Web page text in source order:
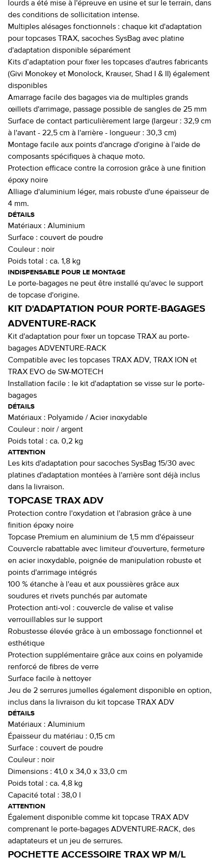
lourds a été mise à l'épreuve en usine et sur le terrain, dans
des conditions de sollicitation intense.
Multiples alésages fonctionnels : chaque kit d'adaptation
pour topcases TRAX, sacoches SysBag avec platine
d'adaptation disponible séparément
Kits d’adaptation pour fixer les topcases d'autres fabricants
(Givi Monokey et Monolock, Krauser, Shad I & II) également
disponibles
Amarrage facile des bagages via de multiples grands
œillets d'arrimage, passage possible de sangles de 25 mm
Surface de contact particulièrement large (largeur : 32,9 cm
à l'avant - 22,5 cm à l'arrière - longueur : 30,3 cm)
Montage facile aux points d'ancrage d'origine à l'aide de
composants spécifiques à chaque moto.
Protection efficace contre la corrosion grâce à une finition
époxy noire
Alliage d'aluminium léger, mais robuste d'une épaisseur de
4 mm.
DÉTAILS
Matériaux : Aluminium
Surface : couvert de poudre
Couleur : noir
Poids total : ca. 1,8 kg
INDISPENSABLE POUR LE MONTAGE
Le porte-bagages ne peut être installé qu'avec le support
de topcase d'origine.
KIT D'ADAPTATION POUR PORTE-BAGAGES
ADVENTURE-RACK
Kit d'adaptation pour fixer un topcase TRAX au porte-
bagages ADVENTURE-RACK
Compatible avec les topcases TRAX ADV, TRAX ION et
TRAX EVO de SW-MOTECH
Installation facile : le kit d'adaptation se visse sur le porte-
bagages
DÉTAILS
Matériaux : Polyamide / Acier inoxydable
Couleur : noir / argent
Poids total : ca. 0,2 kg
ATTENTION
Les kits d'adaptation pour sacoches SysBag 15/30 avec
platines d'adaptation montées à l'arrière sont déjà inclus
dans la livraison.
TOPCASE TRAX ADV
Protection contre l'oxydation et l'abrasion grâce à une
finition époxy noire
Topcase Premium en aluminium de 1,5 mm d'épaisseur
Couvercle rabattable avec limiteur d'ouverture, fermeture
en acier inoxydable, poignée de manipulation robuste et
points d'arrimage intégrés
100 % étanche à l'eau et aux poussières grâce aux
soudures et rivets punchés par automate
Protection anti-vol : couvercle de valise et valise
verrouillables sur le support
Robustesse élevée grâce à un embossage fonctionnel et
esthétique
Protection supplémentaire grâce aux coins en polyamide
renforcé de fibres de verre
Surface facile à nettoyer
Jeu de 2 serrures jumelles également disponible en option,
inclus dans la livraison du kit topcase TRAX ADV
DÉTAILS
Matériaux : Aluminium
Épaisseur du matériau : 0,15 cm
Surface : couvert de poudre
Couleur : noir
Dimensions : 41,0 x 34,0 x 33,0 cm
Poids total : ca. 4,8 kg
Capacité total : 38,0 l
ATTENTION
Également disponible comme kit topcase TRAX ADV
comprenant le porte-bagages ADVENTURE-RACK, des
adaptateurs et un jeu de serrures.
POCHETTE ACCESSOIRE TRAX WP M/L